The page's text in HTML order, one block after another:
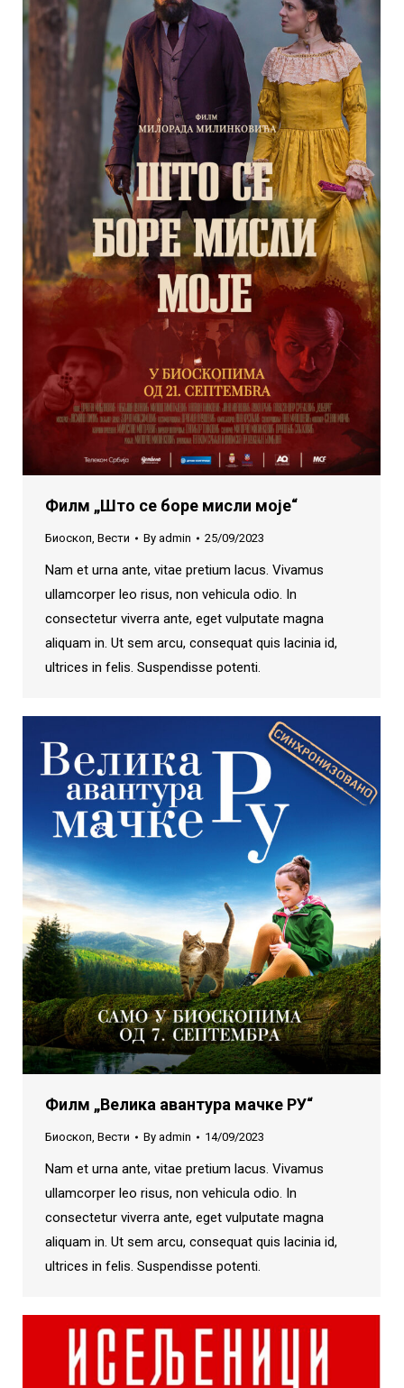
Филм „Што се боре мисли моје“
Биоскоп, Вести By admin 25/09/2023
Nam et urna ante, vitae pretium lacus. Vivamus
ullamcorper leo risus, non vehicula odio. In
consectetur viverra ante, eget vulputate magna
aliquam in. Ut sem arcu, consequat quis lacinia id,
ultrices in felis. Suspendisse potenti.
Филм „Велика авантура мачке РУ“
Биоскоп, Вести By admin 14/09/2023
Nam et urna ante, vitae pretium lacus. Vivamus
ullamcorper leo risus, non vehicula odio. In
consectetur viverra ante, eget vulputate magna
aliquam in. Ut sem arcu, consequat quis lacinia id,
ultrices in felis. Suspendisse potenti.